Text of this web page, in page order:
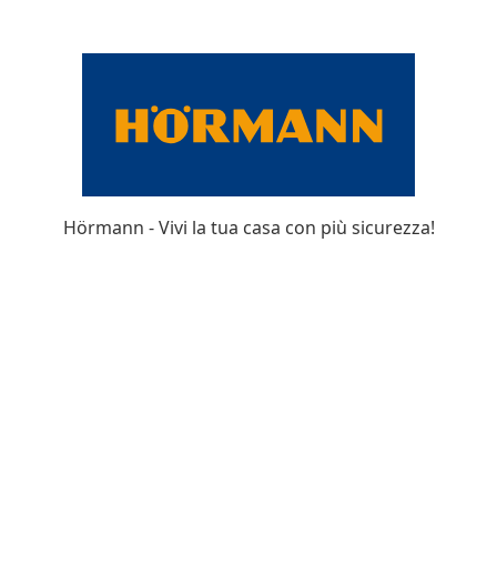
Hörmann - Vivi la tua casa con più sicurezza!